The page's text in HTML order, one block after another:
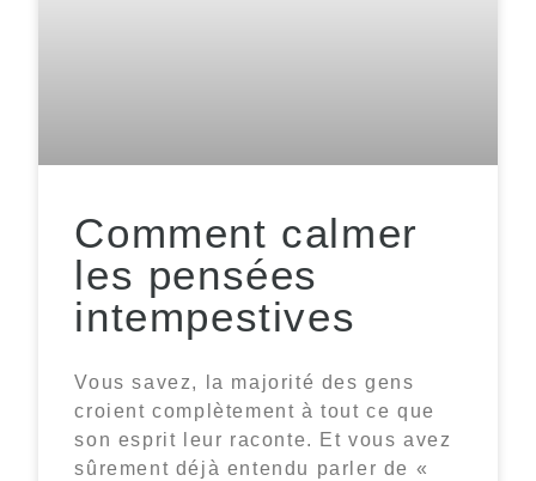
Comment calmer
les pensées
intempestives
Vous savez, la majorité des gens
croient complètement à tout ce que
son esprit leur raconte. Et vous avez
sûrement déjà entendu parler de «